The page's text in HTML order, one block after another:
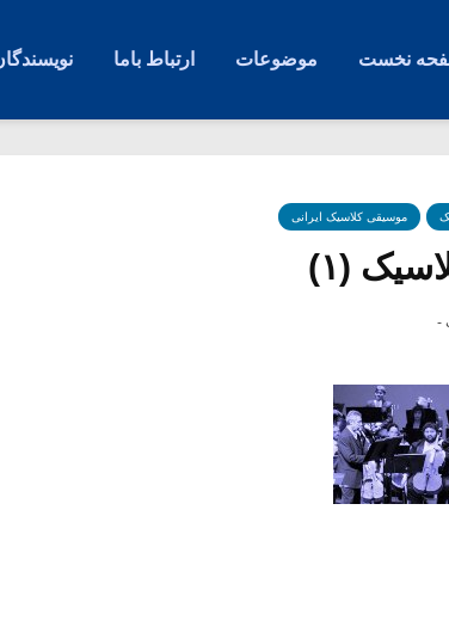
نخست موضوعات ارتباط باما
موسیقی کلاسیک ایرانی
(۱)